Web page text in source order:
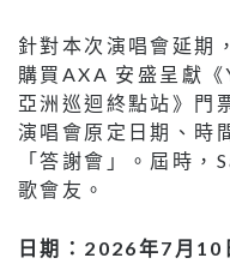
針對本次演唱會延期
購買AXA 安盛呈獻
亞洲巡迴終點站》門
演唱會原定日期、時
「答謝會」。屆時，
歌會友。
日期：2026年7月10